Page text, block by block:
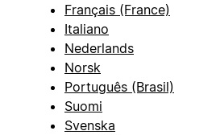
Français (France)
Italiano
Nederlands
Norsk
Português (Brasil)
Suomi
Svenska